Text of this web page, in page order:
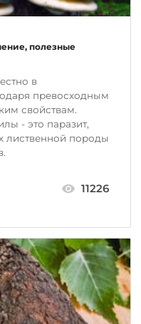
полезные
в
превосходным
свойствам.
- это паразит,
лиственной породы
11226